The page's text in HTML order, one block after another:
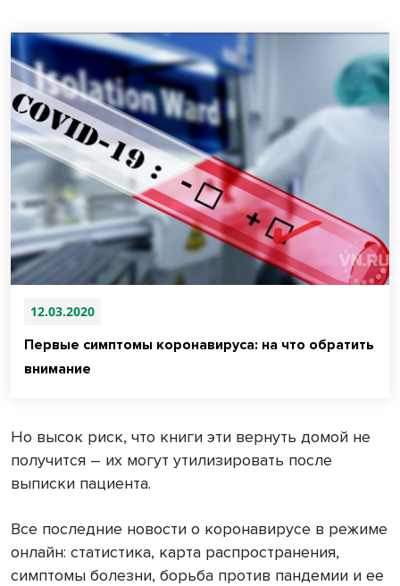
12.03.2020
Первые симптомы коронавируса: на что обратить
внимание
Но высок риск, что книги эти вернуть домой не
получится – их могут утилизировать после
выписки пациента.
Все последние новости о коронавирусе в режиме
онлайн: статистика, карта распространения,
симптомы болезни, борьба против пандемии и ее